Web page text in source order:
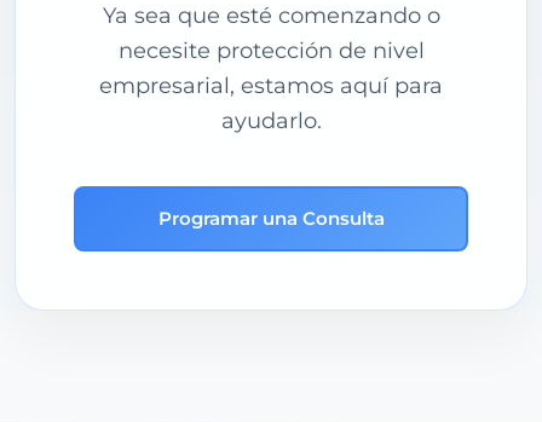
Ya sea que esté comenzando o
necesite protección de nivel
empresarial, estamos aquí para
ayudarlo.
Programar una Consulta